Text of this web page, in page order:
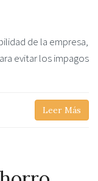
de la empresa,
evitar los impagos
Leer Más